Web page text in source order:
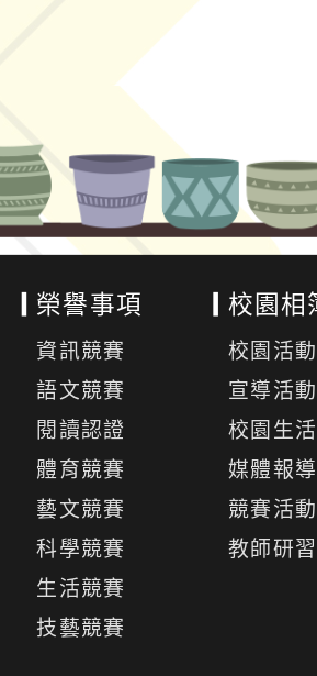
榮譽事項
資訊競賽
語文競賽
閱讀認證
體育競賽
藝文競賽
科學競賽
生活競賽
技藝競賽
校園相
校園活動
宣導活動
校園生活
媒體報導
競賽活動
教師研習